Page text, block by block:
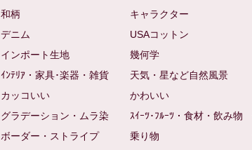
和柄
キャラクター
デニム
USAコットン
インポート生地
幾何学
ｲﾝﾃﾘｱ・家具･楽器・雑貨
天気・星など自然風景
カッコいい
かわいい
グラデーション・ムラ染
ｽｲｰﾂ･ﾌﾙｰﾂ・食材・飲み物
ボーダー・ストライプ
乗り物